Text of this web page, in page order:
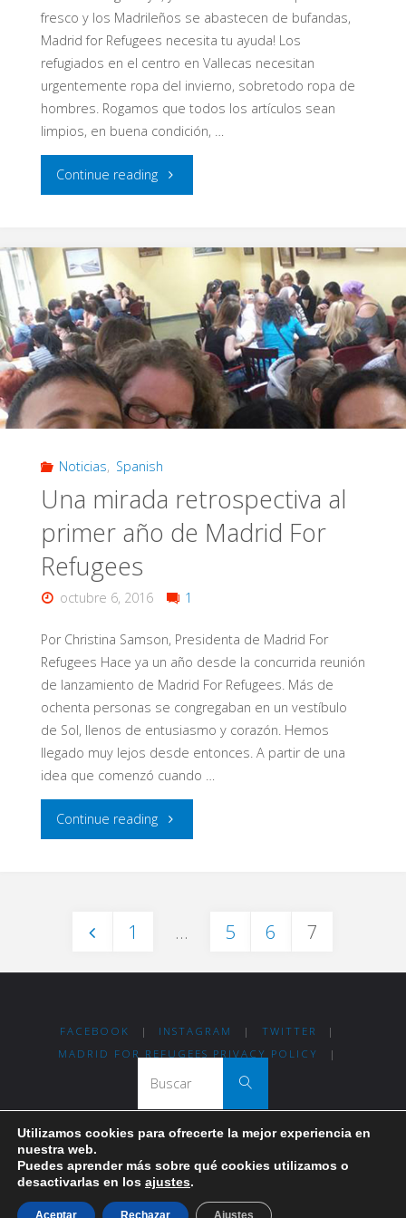
fresco y los Madrileños se abastecen de bufandas,
Madrid for Refugees necesita tu ayuda! Los
refugiados en el centro en Vallecas necesitan
urgentemente ropa del invierno, sobretodo ropa de
hombres. Rogamos que todos los artículos sean
limpios, en buena condición, …
Continue reading"Colectación
Otoño"
Noticias, Spanish
Una mirada retrospectiva al
primer año de Madrid For
Refugees
octubre 6, 2016 1
Por Christina Samson, Presidenta de Madrid For
Refugees Hace ya un año desde la concurrida reunión
de lanzamiento de Madrid For Refugees. Más de
ochenta personas se congregaban en un vestíbulo
de Sol, llenos de entusiasmo y corazón. Hemos
llegado muy lejos desde entonces. A partir de una
idea que comenzó cuando …
Continue reading"Una
primer
de
Madrid
For
Refugees"
Paginación
de
entradas
1 … 5 6 7
FACEBOOK | INSTAGRAM | TWITTER
|
MADRID FOR REFUGEES PRIVACY POLICY
|
Buscar
Funciona conFluida& WordPress.
Utilizamos cookies para ofrecerte la mejor experiencia en
nuestra web.
Puedes aprender más sobre qué cookies utilizamos o
desactivarlas en los ajustes.
Aceptar Rechazar Ajustes